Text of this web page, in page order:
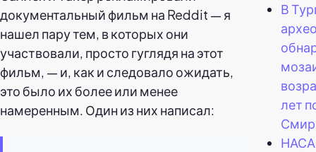
документальный фильм на Reddit — я
нашел пару тем, в которых они
участвовали, просто гуглядя на этот
фильм, — и, как и следовало ожидать,
это было их более или менее
намеренным. Один из них написал:
В
лет
НАСА